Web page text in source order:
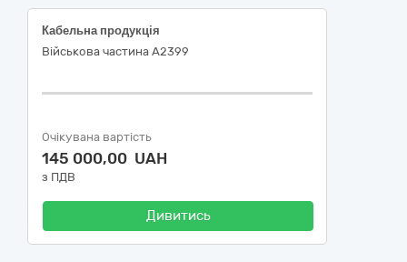
Кабельна продукція
Військова частина А2399
Очікувана вартість
145 000,00 UAH
з ПДВ
Дивитись